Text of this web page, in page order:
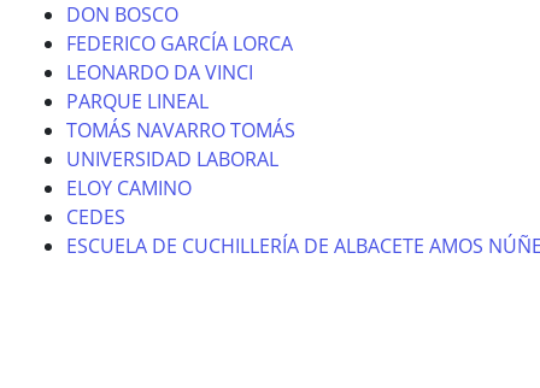
DON BOSCO
FEDERICO GARCÍA LORCA
LEONARDO DA VINCI
PARQUE LINEAL
TOMÁS NAVARRO TOMÁS
UNIVERSIDAD LABORAL
ELOY CAMINO
CEDES
ESCUELA DE CUCHILLERÍA DE ALBACETE AMOS